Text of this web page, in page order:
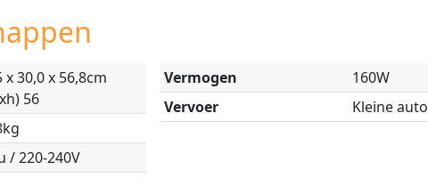
x 30,0 x 56,8cm
56
/ 220-240V
Vermogen
160W
Vervoer
Kleine auto